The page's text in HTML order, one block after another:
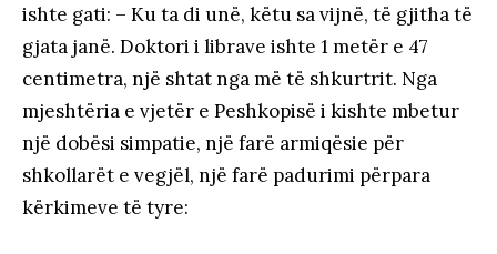
ishte gati: – Ku ta di unë, këtu sa vijnë, të gjitha të
gjata janë. Doktori i librave ishte 1 metër e 47
centimetra, një shtat nga më të shkurtrit. Nga
mjeshtëria e vjetër e Peshkopisë i kishte mbetur
një dobësi simpatie, një farë armiqësie për
shkollarët e vegjël, një farë padurimi përpara
kërkimeve të tyre: